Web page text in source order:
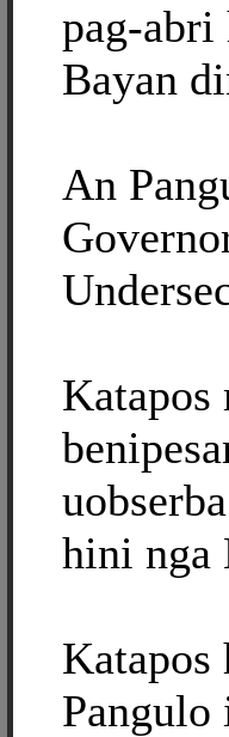
pag-abri
Bayan
An
Katapos
hini nga
Katapos
Pangulo